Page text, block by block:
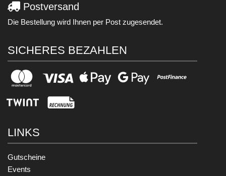
Postversand
Die Bestellung wird Ihnen per Post zugesendet.
SICHERES BEZAHLEN
LINKS
Gutscheine
Events